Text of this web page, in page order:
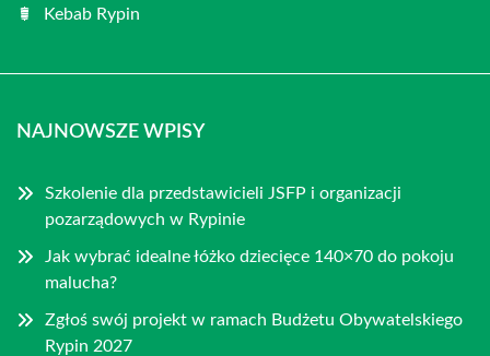
Kebab Rypin
NAJNOWSZE WPISY
Szkolenie dla przedstawicieli JSFP i organizacji
pozarządowych w Rypinie
Jak wybrać idealne łóżko dziecięce 140×70 do pokoju
malucha?
Zgłoś swój projekt w ramach Budżetu Obywatelskiego
Rypin 2027